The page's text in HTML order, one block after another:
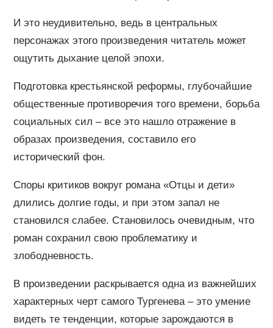
И это неудивительно, ведь в центральных
персонажах этого произведения читатель может
ощутить дыхание целой эпохи.
Подготовка крестьянской реформы, глубочайшие
общественные противоречия того времени, борьба
социальных сил – все это нашло отражение в
образах произведения, составило его
исторический фон.
Споры критиков вокруг романа «Отцы и дети»
длились долгие годы, и при этом запал не
становился слабее. Становилось очевидным, что
роман сохранил свою проблематику и
злободневность.
В произведении раскрывается одна из важнейших
характерных черт самого Тургенева – это умение
видеть те тенденции, которые зарождаются в